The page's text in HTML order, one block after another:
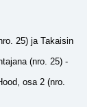
25) ja Takaisin
(nro. 25) -
osa 2 (nro.